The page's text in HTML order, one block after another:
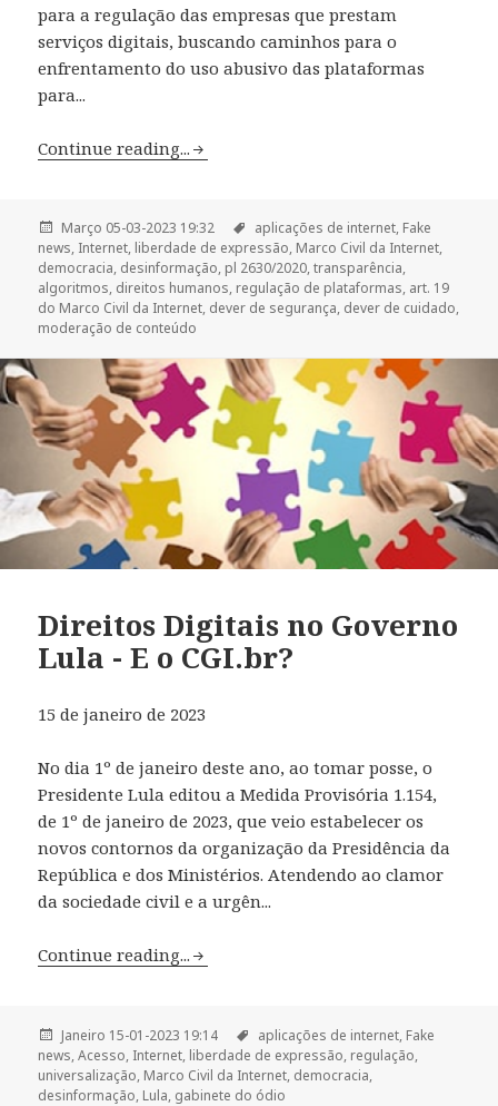
para a regulação das empresas que prestam
serviços digitais, buscando caminhos para o
enfrentamento do uso abusivo das plataformas
para...
Continue reading...
Março 05-03-2023 19:32 aplicações de internet, Fake
news, Internet, liberdade de expressão, Marco Civil da Internet,
democracia, desinformação, pl 2630/2020, transparência,
algoritmos, direitos humanos, regulação de plataformas, art. 19
do Marco Civil da Internet, dever de segurança, dever de cuidado,
moderação de conteúdo
Direitos Digitais no Governo
Lula - E o CGI.br?
15 de janeiro de 2023
No dia 1º de janeiro deste ano, ao tomar posse, o
Presidente Lula editou a Medida Provisória 1.154,
de 1º de janeiro de 2023, que veio estabelecer os
novos contornos da organização da Presidência da
República e dos Ministérios. Atendendo ao clamor
da sociedade civil e a urgên...
Continue reading...
Janeiro 15-01-2023 19:14 aplicações de internet, Fake
news, Acesso, Internet, liberdade de expressão, regulação,
universalização, Marco Civil da Internet, democracia,
desinformação, Lula, gabinete do ódio